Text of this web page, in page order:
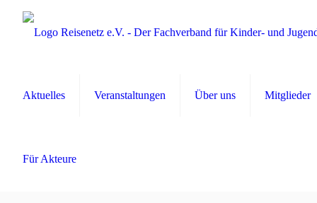
Aktuelles Veranstaltungen Über uns Mitglieder
Für Akteure